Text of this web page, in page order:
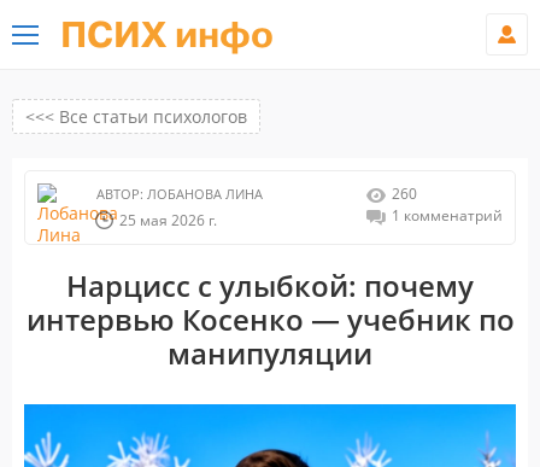
ПСИХ инфо
<<< Все статьи психологов
АВТОР: ЛОБАНОВА ЛИНА
25 мая 2026 г.
260
1 комменатрий
Нарцисс с улыбкой: почему
интервью Косенко — учебник по
манипуляции